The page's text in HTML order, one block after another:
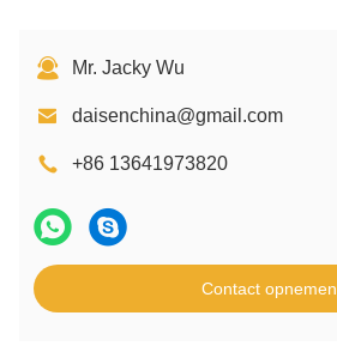
Mr. Jacky Wu
daisenchina@gmail.com
+86 13641973820
Contact opnemen